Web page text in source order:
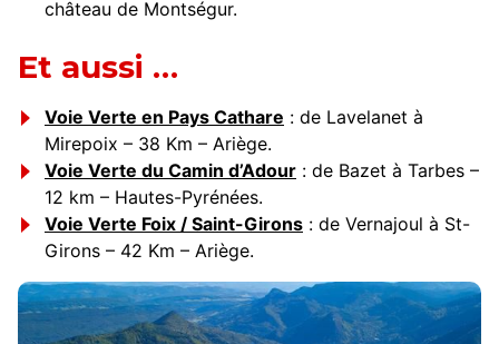
château de Montségur.
Et aussi …
Voie Verte en Pays Cathare : de Lavelanet à
Mirepoix – 38 Km – Ariège.
Voie Verte du Camin d’Adour : de Bazet à Tarbes –
12 km – Hautes-Pyrénées.
Voie Verte Foix / Saint-Girons : de Vernajoul à St-
Girons – 42 Km – Ariège.